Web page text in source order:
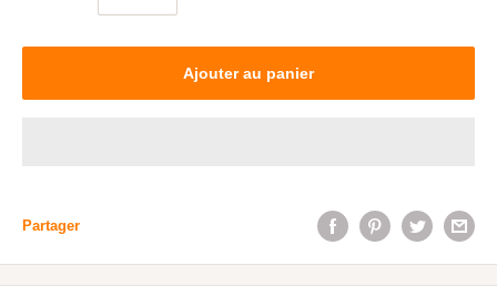
Ajouter au panier
Partager